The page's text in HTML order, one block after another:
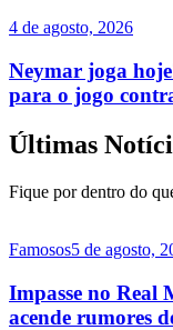
4 de agosto, 2026
Neymar joga
para o jogo
Últimas
Fique por dentro do
Famosos5 de agosto,
Impasse no
acende rumores